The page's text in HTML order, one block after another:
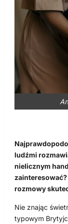
ludźmi
nielicznym
rozmowy
Nie znając
typowym